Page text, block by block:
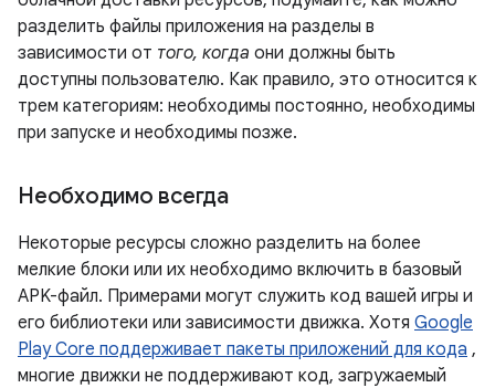
разделить файлы приложения на разделы в
зависимости от того, когда они должны быть
доступны пользователю. Как правило, это относится к
трем категориям: необходимы постоянно, необходимы
при запуске и необходимы позже.
Необходимо всегда
Некоторые ресурсы сложно разделить на более
мелкие блоки или их необходимо включить в базовый
APK-файл. Примерами могут служить код вашей игры и
его библиотеки или зависимости движка. Хотя Google
Play Core поддерживает пакеты приложений для кода ,
многие движки не поддерживают код, загружаемый